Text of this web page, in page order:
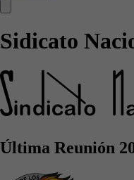
Sidicato
Última Reunión